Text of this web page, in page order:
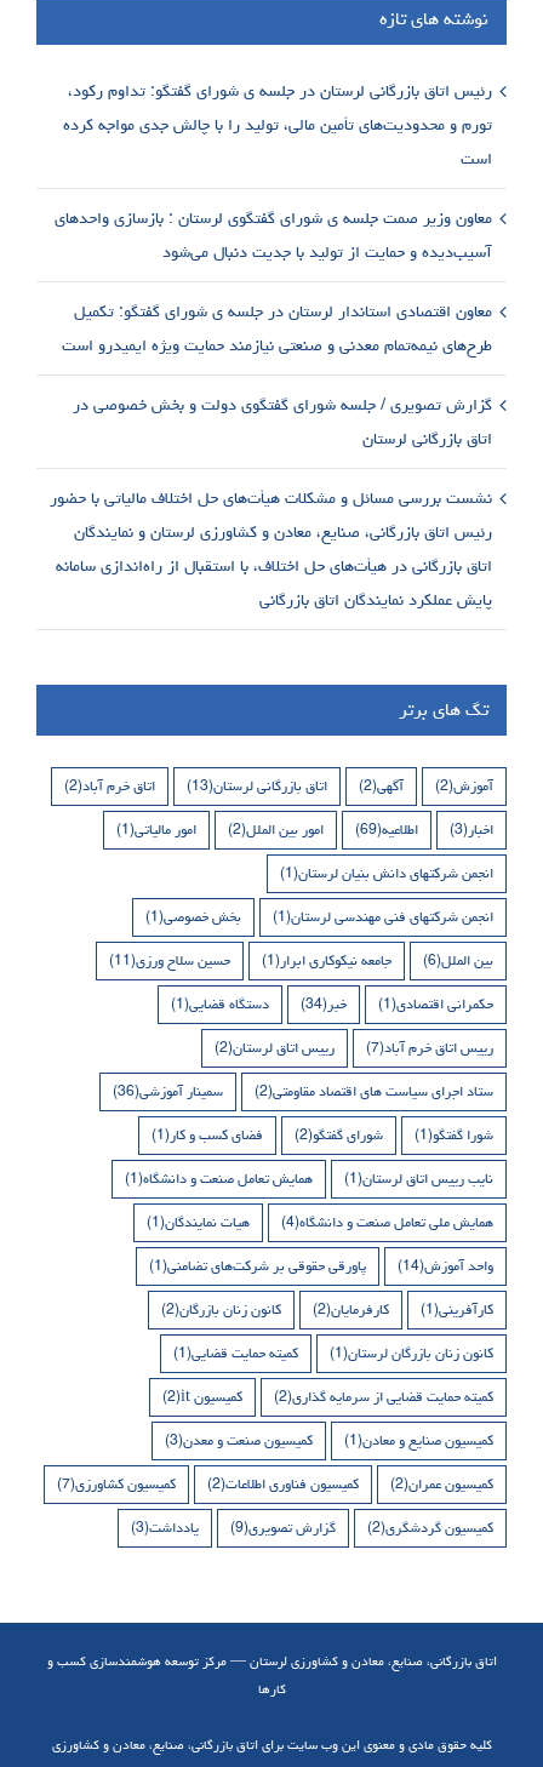
نوشته های تازه
رئیس اتاق بازرگانی لرستان در جلسه ی شورای گفتگو: تداوم رکود،
تورم و محدودیت‌های تأمین مالی، تولید را با چالش جدی مواجه کرده
است
معاون وزیر صمت جلسه ی شورای گفتگوی لرستان : بازسازی واحدهای
آسیب‌دیده و حمایت از تولید با جدیت دنبال می‌شود
معاون اقتصادی استاندار لرستان در جلسه ی شورای گفتگو: تکمیل
طرح‌های نیمه‌تمام معدنی و صنعتی نیازمند حمایت ویژه ایمیدرو است
گزارش تصویری / جلسه شورای گفتگوی دولت و بخش خصوصی در
اتاق بازرگانی لرستان
نشست بررسی مسائل و مشکلات هیأت‌های حل اختلاف مالیاتی با حضور
رئیس اتاق بازرگانی، صنایع، معادن و کشاورزی لرستان و نمایندگان
اتاق بازرگانی در هیأت‌های حل اختلاف، با استقبال از راه‌اندازی سامانه
پایش عملکرد نمایندگان اتاق بازرگانی
تگ های برتر
آموزش(2) آگهی(2) اتاق بازرگانی لرستان(13) اتاق خرم آباد(2)
اخبار(3) اطلاعیه(69) امور بین الملل(2) امور مالیاتی(1)
انجمن شرکتهای دانش بنیان لرستان(1)
انجمن شرکتهای فنی مهندسی لرستان(1) بخش خصوصی(1)
بین الملل(6) جامعه نیکوکاری ابرار(1) حسین سلاح ورزی(11)
حکمرانی اقتصادی(1) خبر(34) دستگاه قضایی(1)
رییس اتاق خرم آباد(7) رییس اتاق لرستان(2)
ستاد اجرای سیاست های اقتصاد مقاومتی(2) سمینار آموزشی(36)
شورا گفتگو(1) شورای گفتگو(2) فضای کسب و کار(1)
نایب رییس اتاق لرستان(1) همایش تعامل صنعت و دانشگاه(1)
همایش ملی تعامل صنعت و دانشگاه(4) هیات نمایندگان(1)
واحد آموزش(14) پاورقی حقوقی بر شرکت‌های تضامنی(1)
کارآفرینی(1) کارفرمایان(2) کانون زنان بازرگان(2)
کانون زنان بازرگان لرستان(1) کمیته حمایت قضایی(1)
کمیته حمایت قضایی از سرمایه گذاری(2) کمیسیون it (2)
کمیسیون صنایع و معادن(1) کمیسیون صنعت و معدن(3)
کمیسیون عمران(2) کمیسیون فناوری اطلاعات(2) کمیسیون کشاورزی(7)
کمیسیون گردشگری(2) گزارش تصویری(9) یادداشت(3)
اتاق بازرگانی، صنایع، معادن و کشاورزی لرستان — مرکز توسعه هوشمندسازی کسب و
کارها
کلیه حقوق مادی و معنوی این وب سایت برای اتاق بازرگانی، صنایع، معادن و کشاورزی